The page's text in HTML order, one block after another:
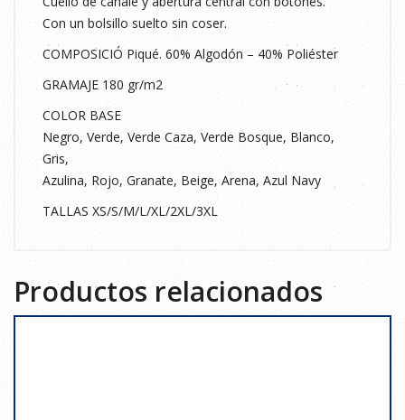
Con un bolsillo suelto sin coser.
COMPOSICIÓ Piqué. 60% Algodón – 40% Poliéster
GRAMAJE 180 gr/m2
COLOR BASE
Negro, Verde, Verde Caza, Verde Bosque, Blanco,
Gris,
Azulina, Rojo, Granate, Beige, Arena, Azul Navy
TALLAS XS/S/M/L/XL/2XL/3XL
Productos relacionados